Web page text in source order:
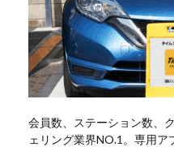
会員数、ステーション数、
ェリング業界NO.1。専用